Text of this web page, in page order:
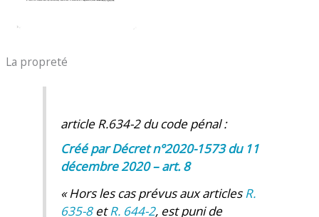
La propreté
article R.634-2 du code pénal :
Créé par Décret n°2020-1573 du 11
décembre 2020 – art. 8
« Hors les cas prévus aux articlesR.
635-8 etR. 644-2, est puni de